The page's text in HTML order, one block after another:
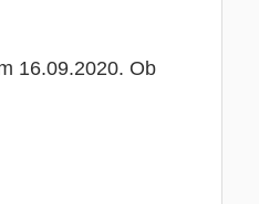
16.09.2020. Ob